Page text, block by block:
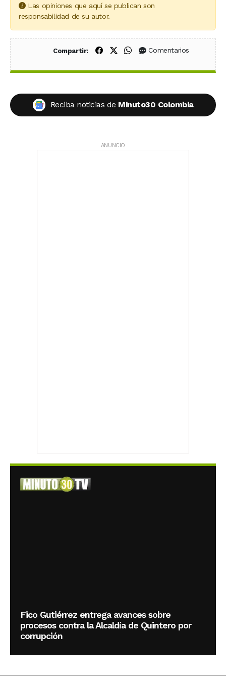
Las opiniones que aquí se publican son
responsabilidad de su autor.
Compartir: Compartir en Facebook
Compartir en X (Twitter)
Compartir en WhatsApp
Comentarios
Reciba noticias de Minuto30 Colombia
ANUNCIO
Fico Gutiérrez entrega avances sobre
procesos contra la Alcaldía de Quintero por
corrupción